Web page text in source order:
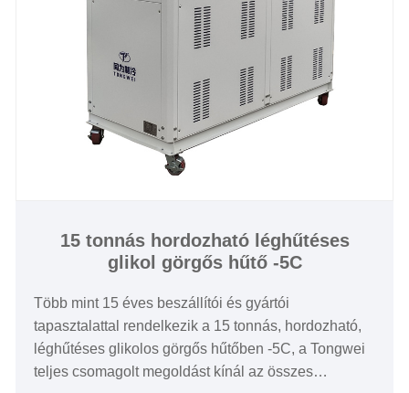
Kompresszor márka: Panasonic /Danfsoo görgető
Polgározó típusa: SS lemez típusa (standard) / héj
és cső testreszabott)
15 tonnás hordozható léghűtéses
glikol görgős hűtő -5C
Több mint 15 éves beszállítói és gyártói
tapasztalattal rendelkezik a 15 tonnás, hordozható,
léghűtéses glikolos görgős hűtőben -5C, a Tongwei
teljes csomagolt megoldást kínál az összes